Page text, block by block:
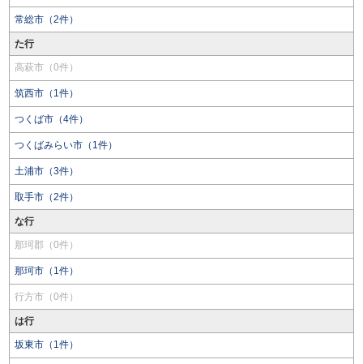
常総市（2件）
た行
高萩市（0件）
筑西市（1件）
つくば市（4件）
つくばみらい市（1件）
土浦市（3件）
取手市（2件）
な行
那珂郡（0件）
那珂市（1件）
行方市（0件）
は行
坂東市（1件）